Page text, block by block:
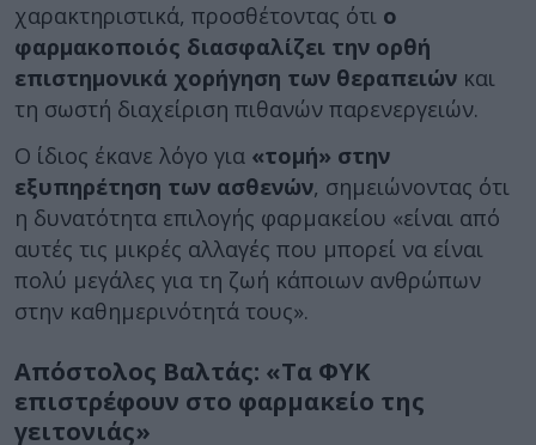
χαρακτηριστικά, προσθέτοντας ότι ο
φαρμακοποιός διασφαλίζει την ορθή
επιστημονικά χορήγηση των θεραπειών και
τη σωστή διαχείριση πιθανών παρενεργειών.
Ο ίδιος έκανε λόγο για «τομή» στην
εξυπηρέτηση των ασθενών, σημειώνοντας ότι
η δυνατότητα επιλογής φαρμακείου «είναι από
αυτές τις μικρές αλλαγές που μπορεί να είναι
πολύ μεγάλες για τη ζωή κάποιων ανθρώπων
στην καθημερινότητά τους».
Απόστολος Βαλτάς: «Τα ΦΥΚ
επιστρέφουν στο φαρμακείο της
γειτονιάς»